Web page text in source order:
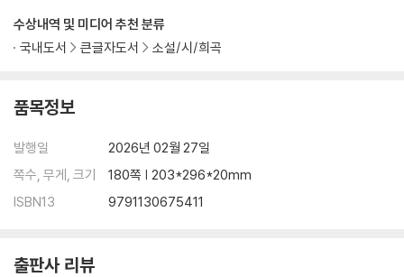
수상내역 및 미디어 추천 분류
국내도서
큰글자도서 소설/시/희곡
품목정보
발행일
2026년 02월 27일
쪽수, 무게, 크기
180쪽 | 203*296*20mm
ISBN13
9791130675411
출판사 리뷰